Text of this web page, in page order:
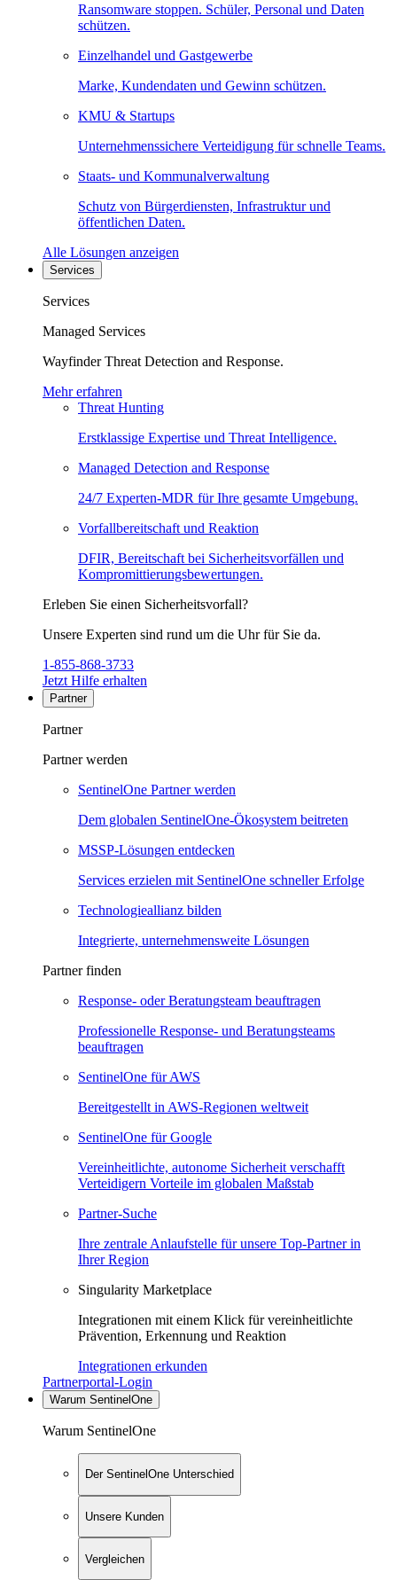
Ransomware stoppen. Schüler, Personal und Daten
schützen.
Einzelhandel und Gastgewerbe
Marke, Kundendaten und Gewinn schützen.
KMU & Startups
Unternehmenssichere Verteidigung für schnelle Teams.
Staats- und Kommunalverwaltung
Schutz von Bürgerdiensten, Infrastruktur und
öffentlichen Daten.
Alle Lösungen anzeigen
Services
Services
Managed Services
Wayfinder Threat Detection and Response.
Mehr erfahren
Threat Hunting
Erstklassige Expertise und Threat Intelligence.
Managed Detection and Response
24/7 Experten-MDR für Ihre gesamte Umgebung.
Vorfallbereitschaft und Reaktion
DFIR, Bereitschaft bei Sicherheitsvorfällen und
Kompromittierungsbewertungen.
Erleben Sie einen Sicherheitsvorfall?
Unsere Experten sind rund um die Uhr für Sie da.
1-855-868-3733
Jetzt Hilfe erhalten
Partner
Partner
Partner werden
SentinelOne Partner werden
Dem globalen SentinelOne-Ökosystem beitreten
MSSP-Lösungen entdecken
Services erzielen mit SentinelOne schneller Erfolge
Technologieallianz bilden
Integrierte, unternehmensweite Lösungen
Partner finden
Response- oder Beratungsteam beauftragen
Professionelle Response- und Beratungsteams
beauftragen
SentinelOne für AWS
Bereitgestellt in AWS-Regionen weltweit
SentinelOne für Google
Vereinheitlichte, autonome Sicherheit verschafft
Verteidigern Vorteile im globalen Maßstab
Partner-Suche
Ihre zentrale Anlaufstelle für unsere Top-Partner in
Ihrer Region
Singularity Marketplace
Integrationen mit einem Klick für vereinheitlichte
Prävention, Erkennung und Reaktion
Integrationen erkunden
Partnerportal-Login
Warum SentinelOne
Warum SentinelOne
Der SentinelOne Unterschied
Unsere Kunden
Vergleichen